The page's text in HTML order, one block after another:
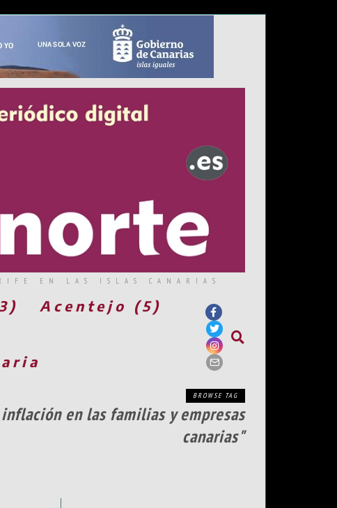
EN LAS ISLAS CANARIAS
Acentejo (5)
BROWSE TAG
en las familias y empresas
canarias"